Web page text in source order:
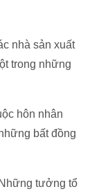
nhà sản xuất
trong những
hôn nhân
bất đồng
tưởng tổ